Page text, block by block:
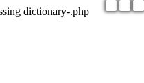
dictionary-.php